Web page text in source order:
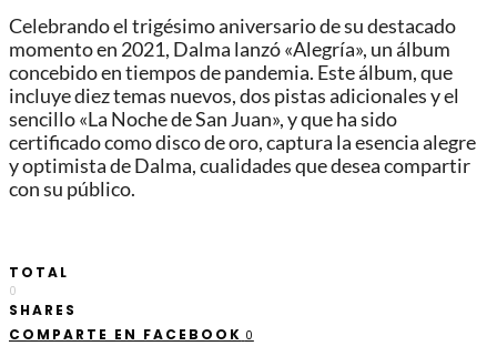
Celebrando el trigésimo aniversario de su destacado
momento en 2021, Dalma lanzó «Alegría», un álbum
concebido en tiempos de pandemia. Este álbum, que
incluye diez temas nuevos, dos pistas adicionales y el
sencillo «La Noche de San Juan», y que ha sido
certificado como disco de oro, captura la esencia alegre
y optimista de Dalma, cualidades que desea compartir
con su público.
TOTAL
0
SHARES
COMPARTE EN FACEBOOK 0